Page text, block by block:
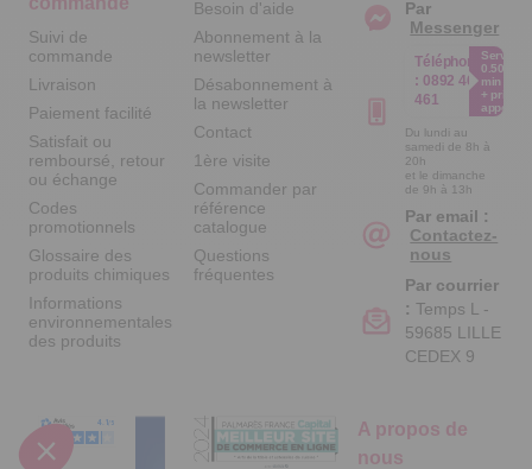
Suivi de
commande
Livraison
Paiement facilité
Satisfait ou
remboursé, retour
ou échange
Codes
promotionnels
Glossaire des
produits chimiques
Informations
environnementales
des produits
Besoin d'aide
Abonnement à la
newsletter
Désabonnement à
la newsletter
Contact
1ère visite
Commander par
référence
catalogue
Questions
fréquentes
A propos de
nous
Par
Messenger
Téléphone
: 0892 461
461
Service
0.50€ /
min
+ prix
appel
Du lundi au
samedi de 8h à
20h
et le dimanche
de 9h à 13h
Par email :
Contactez-
nous
Par courrier
: Temps L -
59685 LILLE
CEDEX 9